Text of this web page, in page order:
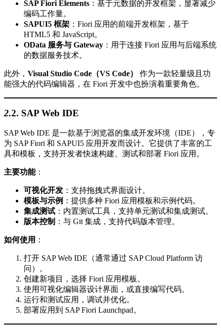
SAP Fiori Elements ：基于元数据的开发框架，显著减少
编码工作量。
SAPUI5 框架 ：Fiori 应用的前端开发框架，基于
HTML5 和 JavaScript。
OData 服务与 Gateway ：用于连接 Fiori 应用与后端系统
的数据服务技术。
此外， Visual Studio Code（VS Code）
作为一款轻量级且功
能强大的代码编辑器，在 Fiori 开发中也扮演着重要角色。
2.2. SAP Web IDE
SAP Web IDE 是一款基于浏览器的集成开发环境（IDE），专
为 SAP Fiori 和 SAPUI5 应用开发而设计。它提供了丰富的工
具和模板，支持开发者快速构建、测试和部署 Fiori 应用。
主要功能：
可视化开发 ：支持拖拽式界面设计。
模板与示例 ：提供多种 Fiori 应用模板和示例代码。
集成测试 ：内置测试工具，支持单元测试和集成测试。
版本控制 ：与 Git 集成，支持代码版本管理。
如何使用 ：
打开 SAP Web IDE（通常通过 SAP Cloud Platform 访
问）。
创建新项目，选择 Fiori 应用模板。
使用可视化编辑器设计界面，或直接编写代码。
运行和测试应用，调试并优化。
部署应用到 SAP Fiori Launchpad。